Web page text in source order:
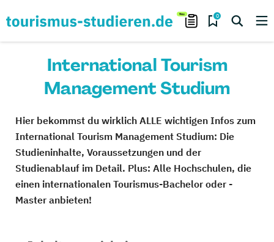
0
International Tourism
Management Studium
Hier bekommst du wirklich ALLE wichtigen Infos zum
International Tourism Management Studium: Die
Studieninhalte, Voraussetzungen und der
Studienablauf im Detail. Plus: Alle Hochschulen, die
einen internationalen Tourismus-Bachelor oder -
Master anbieten!